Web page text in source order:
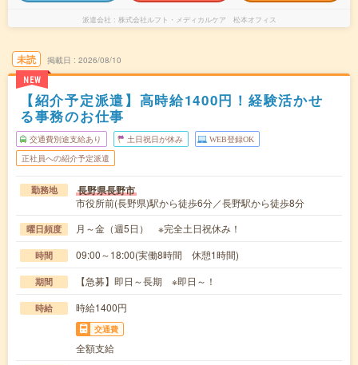
派遣会社 株式会社ルフト・メディカルケア 松本オフィス
未読
NEW
掲載日 2026/08/10
【紹介予定派遣】高時給1400円！経験活かせ
る事務のお仕事
交通費別途支給あり 土日祝日が休み WEB登録OK
正社員への紹介予定派遣
勤務地 長野県長野市
市役所前(長野県)駅から徒歩6分／長野駅から徒歩8分
曜日頻度 月～金（週5日） ※完全土日祝休み！
時間 09:00～18:00(実働8時間 休憩1時間)
期間 【急募】即日～長期 ※即日～！
時給 時給1400円
交通費
全額支給